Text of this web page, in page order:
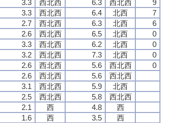
3.3 西北西 6.3 西北西
9
3.3 西北西 6.4 北西
7
2.7 西北西 6.3 北西
6
2.6 西北西 6.5 北西
0
3.3 西北西 6.2 北西
0
3.2 西北西 7.3 北西
0
2.6 西北西 5.6 西北西
0
2.6 西北西 5.6
西北西
3.1 西北西 5.9
北西
2.5 西北西 5.8
西北西
2.1 西 4.8
西
1.6 西 3.5
西